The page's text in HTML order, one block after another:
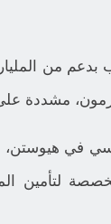
من
مشددة
في
110 ملايين دولار